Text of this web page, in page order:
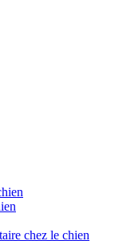
chez le chien